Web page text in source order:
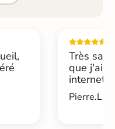
Très
que j'ai
internet....
Pierre.L -